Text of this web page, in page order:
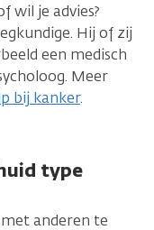
wil je advies?
Hij of zij
een medisch
Meer
bij kanker.
type
anderen te